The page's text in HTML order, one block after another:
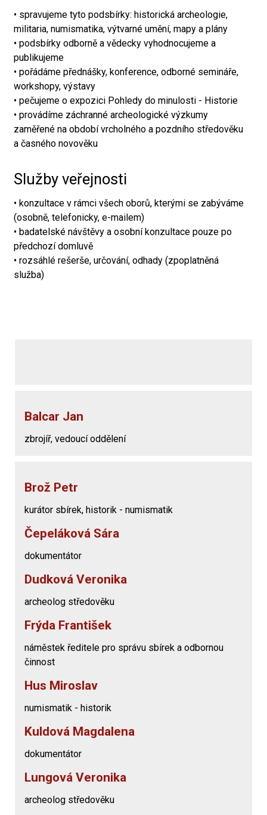
• spravujeme tyto podsbírky: historická archeologie,
militaria, numismatika, výtvarné umění, mapy a plány
• podsbírky odborně a vědecky vyhodnocujeme a
publikujeme
• pořádáme přednášky, konference, odborné semináře,
workshopy, výstavy
• pečujeme o expozici Pohledy do minulosti - Historie
• provádíme záchranné archeologické výzkumy
zaměřené na období vrcholného a pozdního středověku
a časného novověku
Služby veřejnosti
• konzultace v rámci všech oborů, kterými se zabýváme
(osobně, telefonicky, e-mailem)
• badatelské návštěvy a osobní konzultace pouze po
předchozí domluvě
• rozsáhlé rešerše, určování, odhady (zpoplatněná
služba)
Balcar Jan
zbrojíř, vedoucí oddělení
Brož Petr
kurátor sbírek, historik - numismatik
Čepeláková Sára
dokumentátor
Dudková Veronika
archeolog středověku
Frýda František
náměstek ředitele pro správu sbírek a odbornou
činnost
Hus Miroslav
numismatik - historik
Kuldová Magdalena
dokumentátor
Lungová Veronika
archeolog středověku